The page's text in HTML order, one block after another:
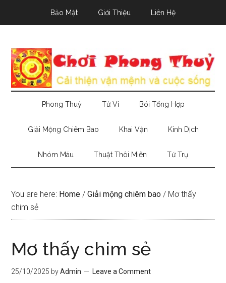
Bảo Mật Giới Thiệu Liên Hệ
Phong Thuỷ Tử Vi Bói Tổng Hợp
Giải Mộng Chiêm Bao Khai Vận Kinh Dịch
Nhóm Máu Thuật Thôi Miên Tứ Trụ
You are here: Home / Giải mộng chiêm bao / Mơ thấy
chim sẻ
Mơ thấy chim sẻ
25/10/2025 byAdmin Leave a Comment